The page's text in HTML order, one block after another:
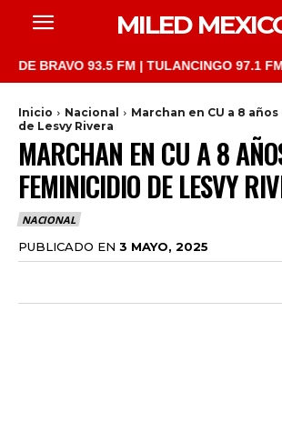
MILED
93.5 FM | TULANCINGO 97.1 FM |
Inicio Nacional
Marchan en CU a 8
de Lesvy Rivera
MARCHAN EN CU A 8
FEMINICIDIO DE LESVY
NACIONAL
PUBLICADO EN 3 MAYO, 2025